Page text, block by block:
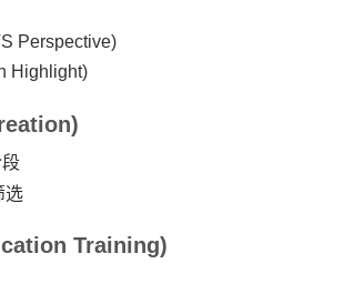
Perspective)
Highlight)
选
Training)